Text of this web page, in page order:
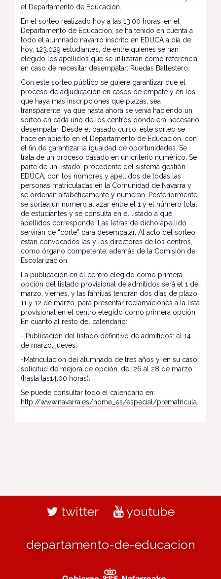
el Departamento de Educación.
En el sorteo realizado hoy a las 13:00 horas, en el
Departamento de Educación, se ha tenido en cuenta a
todo el alumnado navarro inscrito en EDUCA a día de
hoy, 123.029 estudiantes, de entre quienes se han
elegido los apellidos que se utilizarán como referencia
en caso de necesitar desempatar: Ruedas Ballestero.
Con este sorteo público se quiere garantizar que el
proceso de adjudicación en casos de empate y en los
que haya más inscripciones que plazas, sea
transparente, ya que hasta ahora se venía haciendo un
sorteo en cada uno de los centros donde era necesario
desempatar. Desde el pasado curso, este sorteo se
hace en abierto en el Departamento de Educación, con
el fin de garantizar la igualdad de oportunidades. Se
trata de un proceso basado en un criterio numérico. Se
parte de un listado, procedente del sistema gestión
EDUCA, con los nombres y apellidos de todas las
personas matriculadas en la Comunidad de Navarra y
se ordenan alfabéticamente y numeran. Posteriormente,
se sortea un número al azar entre el 1 y el número total
de estudiantes y se consulta en el listado a qué
apellidos corresponde. Las letras de dicho apellido
servirán de “corte” para desempatar. Al acto del sorteo
están convocados las y los directores de los centros,
como órgano competente, además de la Comisión de
Escolarización.
La publicación en el centro elegido como primera
opción del listado provisional de admitidos será el 1 de
marzo, viernes, y las familias tendrán dos días de plazo,
11 y 12 de marzo, para presentar reclamaciones a la lista
provisional en el centro elegido como primera opción.
En cuanto al resto del calendario:
- Publicación del listado definitivo de admitidos: el 14
de marzo, jueves.
-Matriculación del alumnado de tres años y, en su caso,
solicitud de mejora de opción, del 26 al 28 de marzo
(hasta las14:00 horas).
Se puede consultar todo el calendario en:
http://www.navarra.es/home_es/especial/prematricula
twitter youtube
departamento-de-educacion